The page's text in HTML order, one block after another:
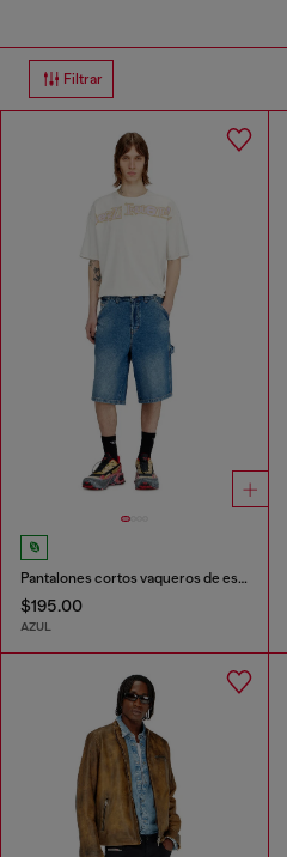
Filtrar
Pantalones cortos vaqueros de estilo utilitario
$195.00
AZUL